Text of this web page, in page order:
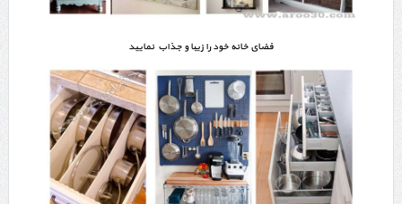
فضای خانه خود را زیبا و جذاب نمایید